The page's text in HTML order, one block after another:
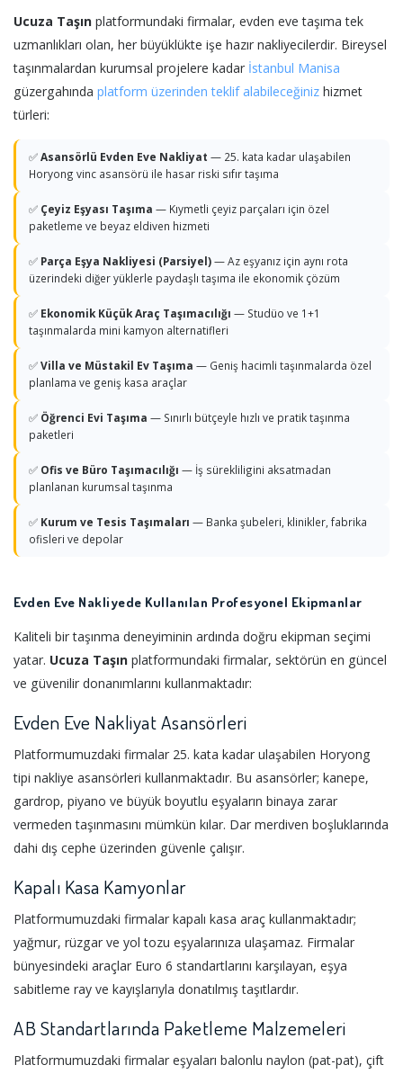
Ucuza Taşın platformundaki firmalar, evden eve taşıma tek
uzmanlıkları olan, her büyüklükte işe hazır nakliyecilerdir. Bireysel
taşınmalardan kurumsal projelere kadar İstanbul Manisa
güzergahında platform üzerinden teklif alabileceğiniz hizmet
türleri:
✅Asansörlü Evden Eve Nakliyat — 25. kata kadar ulaşabilen
Horyong vinc asansörü ile hasar riski sıfır taşıma
✅ Çeyiz Eşyası Taşıma — Kıymetli çeyiz parçaları için özel
paketleme ve beyaz eldiven hizmeti
✅ Parça Eşya Nakliyesi (Parsiyel)— Az eşyanız için aynı rota
üzerindeki diğer yüklerle paydaşlı taşıma ile ekonomik çözüm
✅ Ekonomik Küçük Araç Taşımacılığı — Studüo ve 1+1
taşınmalarda mini kamyon alternatifleri
✅Villa ve Müstakil Ev Taşıma — Geniş hacimli taşınmalarda özel
planlama ve geniş kasa araçlar
✅ Öğrenci Evi Taşıma — Sınırlı bütçeyle hızlı ve pratik taşınma
paketleri
✅ Ofis ve Büro Taşımacılığı — İş sürekliligini aksatmadan
planlanan kurumsal taşınma
✅ Kurum ve Tesis Taşımaları — Banka şubeleri, klinikler, fabrika
ofisleri ve depolar
Evden Eve Nakliyede Kullanılan Profesyonel Ekipmanlar
Kaliteli bir taşınma deneyiminin ardında doğru ekipman seçimi
yatar. Ucuza Taşın platformundaki firmalar, sektörün en güncel
ve güvenilir donanımlarını kullanmaktadır:
Evden Eve Nakliyat Asansörleri
Platformumuzdaki firmalar 25. kata kadar ulaşabilen Horyong
tipi nakliye asansörleri kullanmaktadır. Bu asansörler; kanepe,
gardrop, piyano ve büyük boyutlu eşyaların binaya zarar
vermeden taşınmasını mümkün kılar. Dar merdiven boşluklarında
dahi dış cephe üzerinden güvenle çalışır.
Kapalı Kasa Kamyonlar
Platformumuzdaki firmalar kapalı kasa araç kullanmaktadır;
yağmur, rüzgar ve yol tozu eşyalarınıza ulaşamaz. Firmalar
bünyesindeki araçlar Euro 6 standartlarını karşılayan, eşya
sabitleme ray ve kayışlarıyla donatılmış taşıtlardır.
AB Standartlarında Paketleme Malzemeleri
Platformumuzdaki firmalar eşyaları balonlu naylon (pat-pat), çift